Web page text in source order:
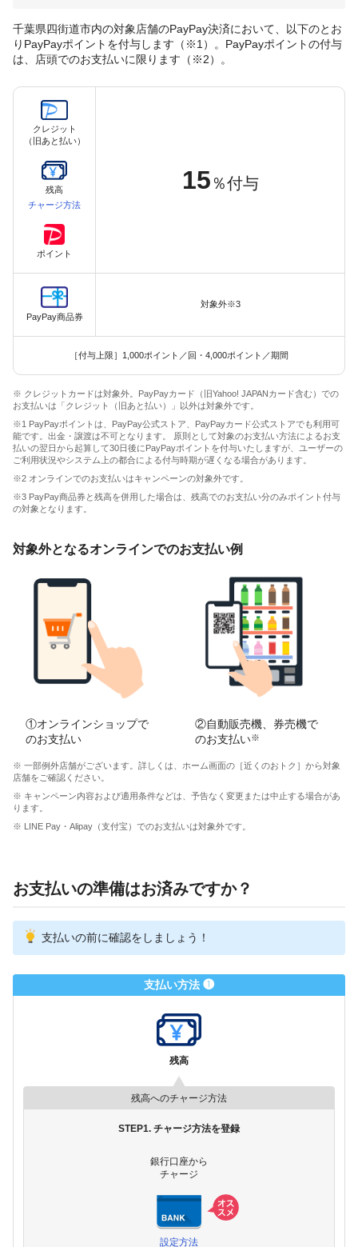
千葉県四街道市内の対象店舗のPayPay決済において、以下のとお
りPayPayポイントを付与します（※1）。PayPayポイントの付与
は、店頭でのお支払いに限ります（※2）。
クレジット
（旧あと払い）
残高
チャージ方法
ポイント
15 ％付与
PayPay商品券
対象外※3
［付与上限］1,000ポイント／回・4,000ポイント／期間
※ クレジットカードは対象外。PayPayカード（旧Yahoo! JAPANカード含む）での
お支払いは「クレジット（旧あと払い）」以外は対象外です。
※1 PayPayポイントは、PayPay公式ストア、PayPayカード公式ストアでも利用可
能です。出金・譲渡は不可となります。 原則として対象のお支払い方法によるお支
払いの翌日から起算して30日後にPayPayポイントを付与いたしますが、ユーザーの
ご利用状況やシステム上の都合による付与時期が遅くなる場合があります。
※2 オンラインでのお支払いはキャンペーンの対象外です。
※3 PayPay商品券と残高を併用した場合は、残高でのお支払い分のみポイント付与
の対象となります。
対象外となるオンラインでのお支払い例
①オンラインショップで
のお支払い
②自動販売機、券売機で
のお支払い※
※ 一部例外店舗がございます。詳しくは、ホーム画面の［近くのおトク］から対象
店舗をご確認ください。
※ キャンペーン内容および適用条件などは、予告なく変更または中止する場合があ
ります。
※ LINE Pay・Alipay（支付宝）でのお支払いは対象外です。
お支払いの準備はお済みですか？
支払いの前に確認をしましょう！
支払い方法 ❶
残高
残高へのチャージ方法
STEP1. チャージ方法を登録
銀行口座から
チャージ
設定方法